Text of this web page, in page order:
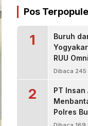
Pos
1
Buruh
RUU
Dibaca 245
2
PT
Polres
Menjadi